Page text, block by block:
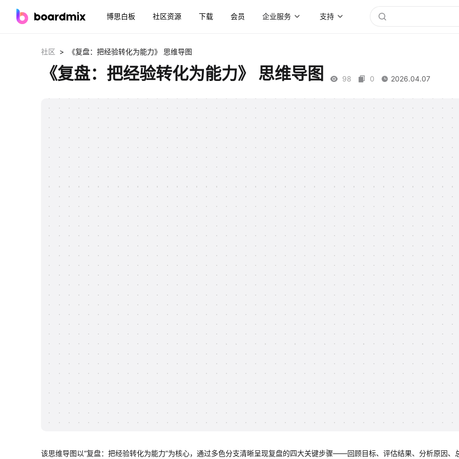
博思白板 社区资源 下载 会员 企业服务 支持
社区 > 《复盘：把经验转化为能力》 思维导图
《复盘：把经验转化为能力》 思维导图 98 0 2026.04.07
该思维导图以“复盘：把经验转化为能力”为核心，通过多色分支清晰呈现复盘的四大关键步骤——回顾目标、评估结果、分析原因、